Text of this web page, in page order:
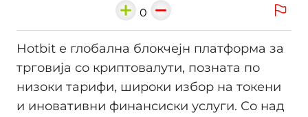
0
Hotbit е глобална блокчејн платформа за
трговија со криптовалути, позната по
низоки тарифи, широки избор на токени
и иновативни финансиски услуги. Со над